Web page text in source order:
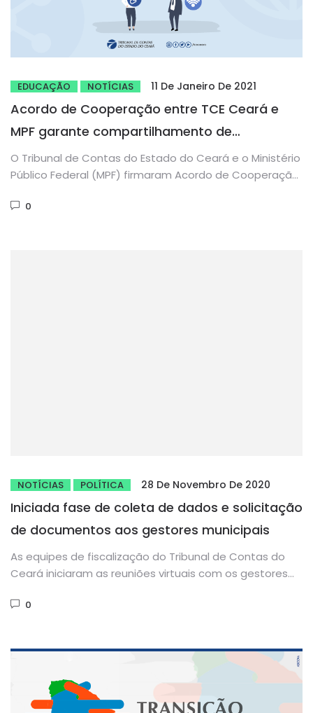
EDUCAÇÃO NOTÍCIAS 11 De Janeiro De 2021
Acordo de Cooperação entre TCE Ceará e
MPF garante compartilhamento de
conhecimentos
O Tribunal de Contas do Estado do Ceará e o Ministério
Público Federal (MPF) firmaram Acordo de Cooperação
0
NOTÍCIAS POLÍTICA 28 De Novembro De 2020
Iniciada fase de coleta de dados e solicitação
de documentos aos gestores municipais
As equipes de fiscalização do Tribunal de Contas do
Ceará iniciaram as reuniões virtuais com os gestores
0